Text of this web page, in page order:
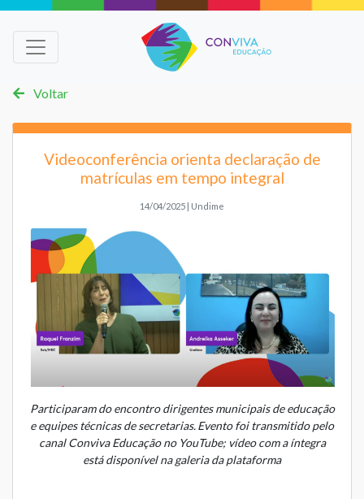
Voltar
Videoconferência orienta declaração de
matrículas em tempo integral
14/04/2025 | Undime
Participaram do encontro dirigentes municipais de educação
e equipes técnicas de secretarias. Evento foi transmitido pelo
canal Conviva Educação no YouTube; vídeo com a íntegra
está disponível na galeria da plataforma